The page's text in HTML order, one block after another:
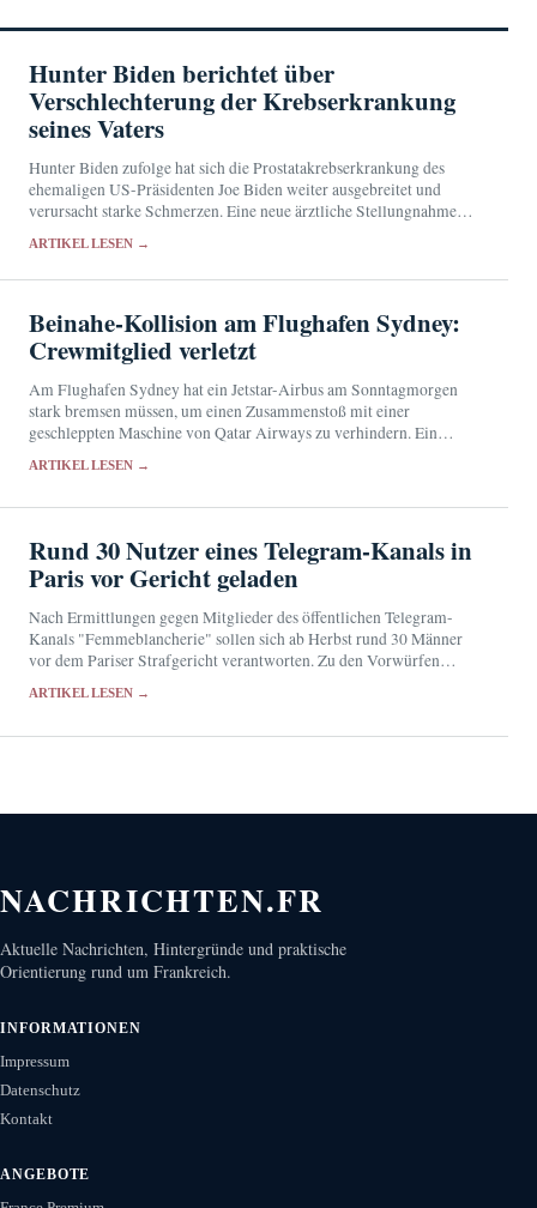
Hunter Biden berichtet über
Verschlechterung der Krebserkrankung
seines Vaters
Hunter Biden zufolge hat sich die Prostatakrebserkrankung des
ehemaligen US-Präsidenten Joe Biden weiter ausgebreitet und
verursacht starke Schmerzen. Eine neue ärztliche Stellungnahme
ARTIKEL LESEN →
Beinahe-Kollision am Flughafen Sydney:
Crewmitglied verletzt
Am Flughafen Sydney hat ein Jetstar-Airbus am Sonntagmorgen
stark bremsen müssen, um einen Zusammenstoß mit einer
geschleppten Maschine von Qatar Airways zu verhindern. Ein
Vorfall.
ARTIKEL LESEN →
Rund 30 Nutzer eines Telegram-Kanals in
Paris vor Gericht geladen
Nach Ermittlungen gegen Mitglieder des öffentlichen Telegram-
Kanals "Femmeblancherie" sollen sich ab Herbst rund 30 Männer
vor dem Pariser Strafgericht verantworten. Zu den Vorwürfen
ARTIKEL LESEN →
NACHRICHTEN.FR
Aktuelle Nachrichten, Hintergründe und praktische
Orientierung rund um Frankreich.
INFORMATIONEN
Impressum
Datenschutz
Kontakt
ANGEBOTE